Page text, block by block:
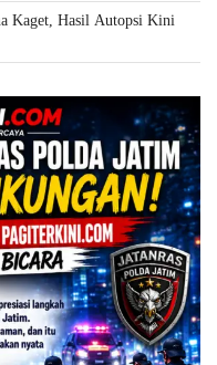
Kaget, Hasil Autopsi Kini